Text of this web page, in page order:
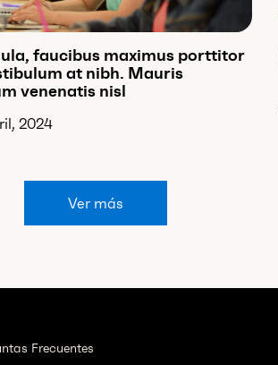
faucibus maximus porttitor
at nibh. Mauris
venenatis nisl
2024
Ver más
Frecuentes